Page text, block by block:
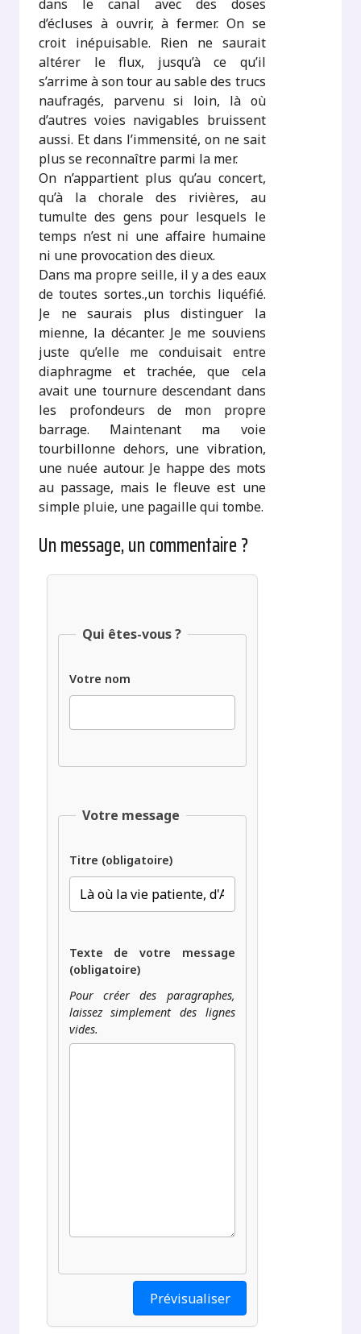
dans le canal avec des doses
d’écluses à ouvrir, à fermer. On se
croit inépuisable. Rien ne saurait
altérer le flux, jusqu’à ce qu’il
s’arrime à son tour au sable des trucs
naufragés, parvenu si loin, là où
d’autres voies navigables bruissent
aussi. Et dans l’immensité, on ne sait
plus se reconnaître parmi la mer.
On n’appartient plus qu’au concert,
qu’à la chorale des rivières, au
tumulte des gens pour lesquels le
temps n’est ni une affaire humaine
ni une provocation des dieux.
Dans ma propre seille, il y a des eaux
de toutes sortes.,un torchis liquéfié.
Je ne saurais plus distinguer la
mienne, la décanter. Je me souviens
juste qu’elle me conduisait entre
diaphragme et trachée, que cela
avait une tournure descendant dans
les profondeurs de mon propre
barrage. Maintenant ma voie
tourbillonne dehors, une vibration,
une nuée autour. Je happe des mots
au passage, mais le fleuve est une
simple pluie, une pagaille qui tombe.
Un message, un commentaire ?
Qui êtes-vous ?
Votre nom
Votre message
Titre (obligatoire)
Texte de votre message
(obligatoire)
Pour créer des paragraphes,
laissez simplement des lignes
vides.